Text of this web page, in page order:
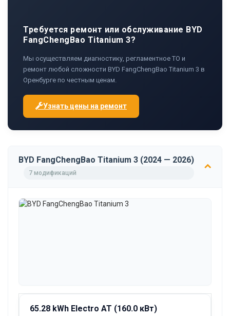
Требуется ремонт или обслуживание BYD
FangChengBao Titanium 3?
Мы осуществляем диагностику, регламентное ТО и
ремонт любой сложности BYD FangChengBao Titanium 3 в
Оренбурге по честным ценам.
Узнать цены на ремонт
BYD FangChengBao Titanium 3 (2024 — 2026)
7 модификаций
65.28 kWh Electro AT (160.0 кВт)